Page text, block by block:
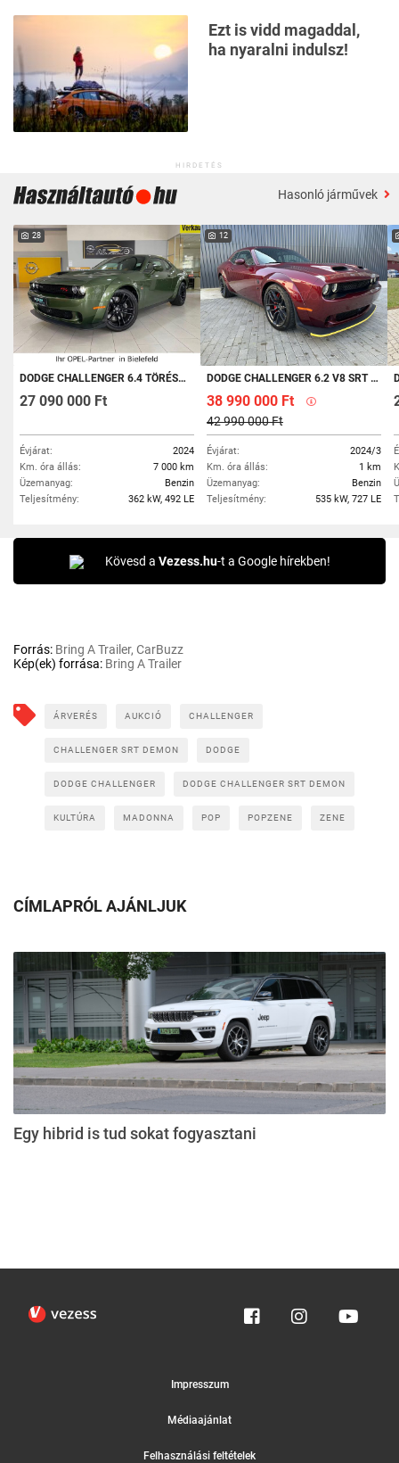
Ezt is vidd magaddal,
ha nyaralni indulsz!
HIRDETÉS
Hasonló járművek
28
DODGE CHALLENGER 6.4 TÖRÉSMENTES/ORIGINAL WIDEBODY
27 090 000 Ft
Évjárat:
2024
Km. óra állás:
7 000 km
Üzemanyag:
Benzin
Teljesítmény:
362 kW, 492 LE
12
DODGE CHALLENGER 6.2 V8 SRT HELLCAT WIDEBODY (AUTOMATA) KÉSZLETRŐL!
38 990 000 Ft
42 990 000 Ft
Évjárat:
2024/3
Km. óra állás:
1 km
Üzemanyag:
Benzin
Teljesítmény:
535 kW, 727 LE
Kövesd a Vezess.hu-t a Google hírekben!
Forrás: Bring A Trailer, CarBuzz
Kép(ek) forrása: Bring A Trailer
ÁRVERÉS AUKCIÓ CHALLENGER
CHALLENGER SRT DEMON DODGE
DODGE CHALLENGER DODGE CHALLENGER SRT DEMON
KULTÚRA MADONNA POP POPZENE ZENE
CÍMLAPRÓL AJÁNLJUK
Egy hibrid is tud sokat fogyasztani
Impresszum
Médiaajánlat
Felhasználási feltételek